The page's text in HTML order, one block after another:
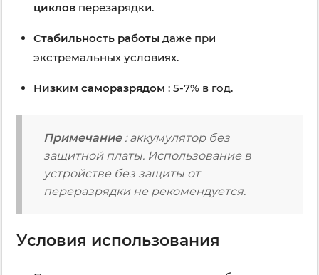
циклов перезарядки.
Стабильность работы даже при
экстремальных условиях.
Низким саморазрядом : 5-7% в год.
Примечание: аккумулятор без
защитной платы. Использование в
устройстве без защиты от
переразрядки не рекомендуется.
Условия использования